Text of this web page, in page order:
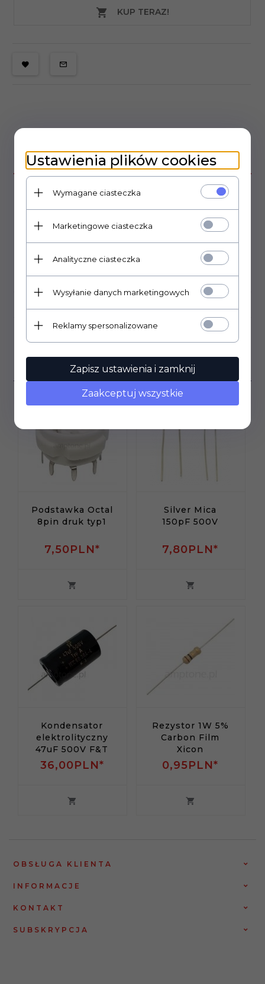
KUP TERAZ!
OPIS PRODUKTU
Kondensator elektrolityczny osiowy firmy F&T
Made in Germany
wymiary: 21,5mm x 36mm
DANE TECHNICZNE
produkt wybrali również...
Podstawka Octal
8pin druk typ1
7,50PLN*
Silver Mica
150pF 500V
7,80PLN*
Kondensator
elektrolityczny
47uF 500V F&T
36,00PLN*
Rezystor 1W 5%
Carbon Film
Xicon
0,95PLN*
OBSŁUGA KLIENTA
INFORMACJE
KONTAKT
SUBSKRYPCJA
Ustawienia plików cookies
Wymagane ciasteczka
Marketingowe ciasteczka
Analityczne ciasteczka
Wysyłanie danych marketingowych
Reklamy spersonalizowane
Zapisz ustawienia i zamknij
Zaakceptuj wszystkie